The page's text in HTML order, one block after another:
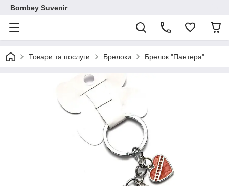
Bombey Suvenir
Товари та послуги Брелоки Брелок "Пантера"